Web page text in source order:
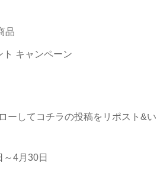
品
ト キャンペーン
ーしてコチラの投稿をリポスト&
～4月30日